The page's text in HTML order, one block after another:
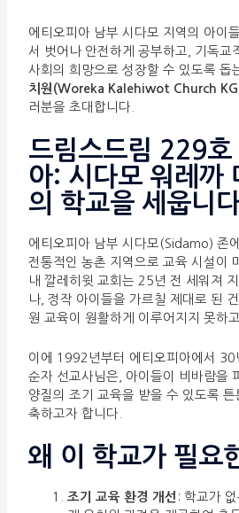
에티오피아 남부 시다모 지역의 아이
서 벗어나 안전하게 공부하고, 기독교
사회의 희망으로 성장할 수 있도록 돕
치원(Woreka Kalehiwot Church
러분을 초대합니다.
드림스드림 229호
아: 시다모 워레까
의 학교을 세웁니
에티오피아 남부 시다모(Sidamo) 존
전통적인 농촌 지역으로 교육 시설이
내 깔레히윗 교회는 25년 전 세워져
나, 정작 아이들을 가르칠 제대로 된
원 교육이 원활하게 이루어지지 못하
이에 1992년부터 에티오피아에서 30
순자 선교사님은, 아이들이 비바람을
양질의 조기 교육을 받을 수 있도록
축하고자 합니다.
왜 이 학교가 필요
조기 교육 환경 개선 : 학교가